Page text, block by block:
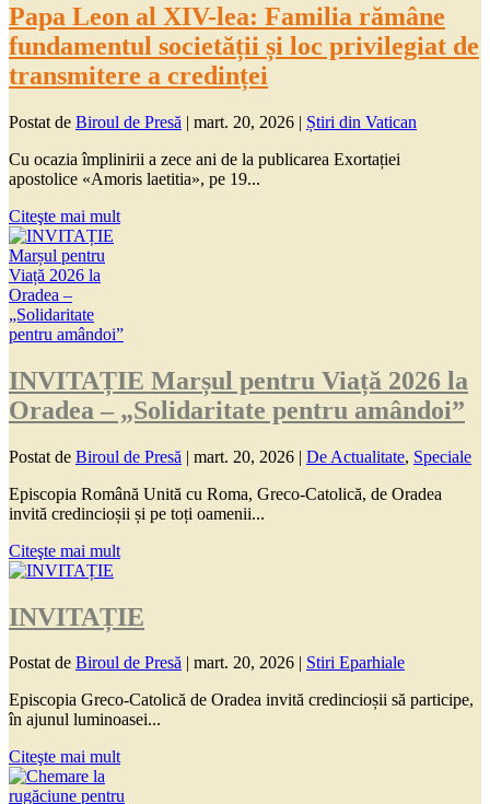
Papa Leon al XIV-lea: Familia rămâne
fundamentul societății și loc privilegiat de
transmitere a credinței
Postat de Biroul de Presă | mart. 20, 2026 | Știri din Vatican
Cu ocazia împlinirii a zece ani de la publicarea Exortației
apostolice «Amoris laetitia», pe 19...
Citeşte mai mult
INVITAȚIE Marșul pentru Viață 2026 la
Oradea – „Solidaritate pentru amândoi”
Postat de Biroul de Presă | mart. 20, 2026 | De Actualitate, Speciale
Episcopia Română Unită cu Roma, Greco-Catolică, de Oradea
invită credincioșii și pe toți oamenii...
Citeşte mai mult
INVITAȚIE
Postat de Biroul de Presă | mart. 20, 2026 | Stiri Eparhiale
Episcopia Greco-Catolică de Oradea invită credincioșii să participe,
în ajunul luminoasei...
Citeşte mai mult